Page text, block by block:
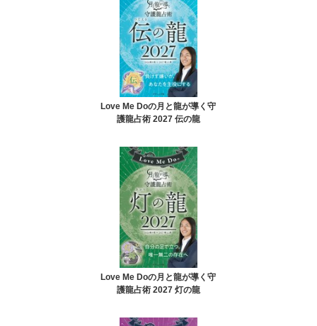
Love Me Doの月と龍が導く守
護龍占術 2027 伝の龍
Love Me Doの月と龍が導く守
護龍占術 2027 灯の龍